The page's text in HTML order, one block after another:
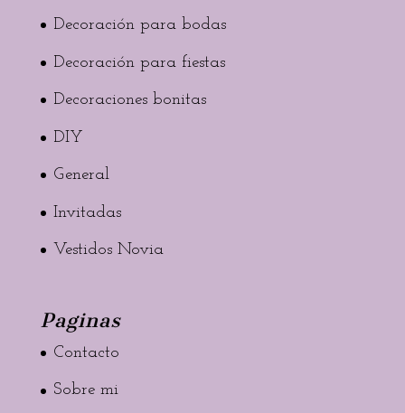
Decoración para bodas
Decoración para fiestas
Decoraciones bonitas
DIY
General
Invitadas
Vestidos Novia
Paginas
Contacto
Sobre mi